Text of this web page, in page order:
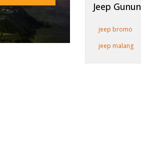
Jeep
jeep bromo
jeep malang